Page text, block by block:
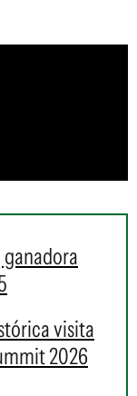
ganadora
visita
2026